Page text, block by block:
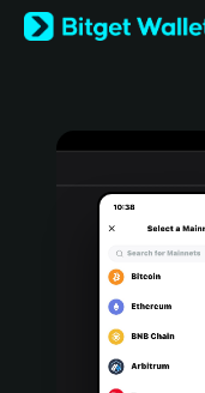
English
日本語
Türkçe
Português (Portugal)
Bahasa Indonesia